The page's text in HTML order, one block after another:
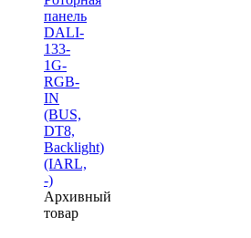
панель
DALI-
133-
1G-
RGB-
IN
(BUS,
DT8,
Backlight)
(IARL,
-)
Архивный
товар